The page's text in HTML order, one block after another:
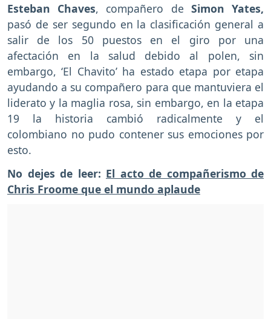
Esteban Chaves, compañero de Simon Yates,
pasó de ser segundo en la clasificación general a
salir de los 50 puestos en el giro por una
afectación en la salud debido al polen, sin
embargo, ‘El Chavito’ ha estado etapa por etapa
ayudando a su compañero para que mantuviera el
liderato y la maglia rosa, sin embargo, en la etapa
19 la historia cambió radicalmente y el
colombiano no pudo contener sus emociones por
esto.
No dejes de leer: El acto de compañerismo de
Chris Froome que el mundo aplaude